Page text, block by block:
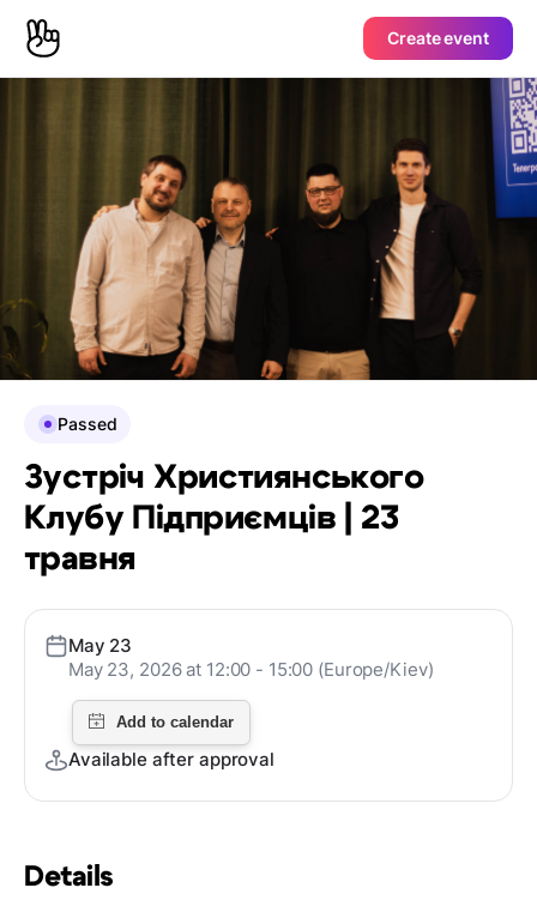
Create event
Details
Passed
Зустріч Християнського
Клубу Підприємців | 23
травня
May 23
May 23, 2026 at 12:00 - 15:00 (Europe/Kiev)
Available after approval